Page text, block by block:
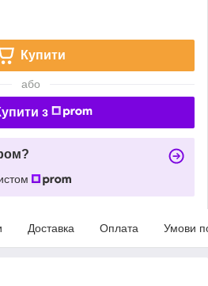
Купити
або
з
Доставка Оплата Умови